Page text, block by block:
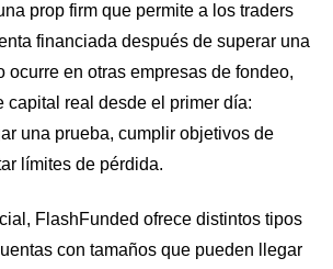
prop firm que permite a los traders
financiada después de superar una
ocurre en otras empresas de fondeo,
capital real desde el primer día:
una prueba, cumplir objetivos de
límites de pérdida.
FlashFunded ofrece distintos tipos
con tamaños que pueden llegar